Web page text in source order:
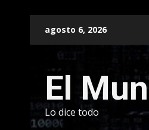
agosto 6, 2026
El
Lo dice todo